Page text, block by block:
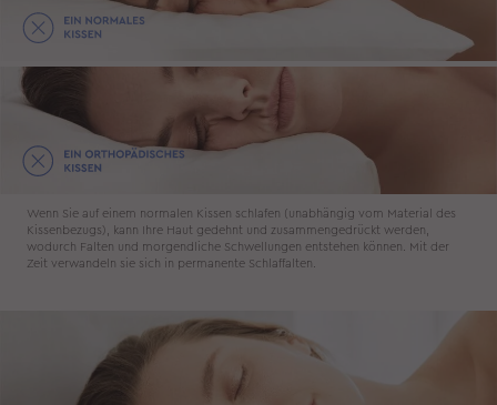
Wenn Sie auf einem normalen Kissen schlafen (unabhängig vom Material des
Kissenbezugs), kann Ihre Haut gedehnt und zusammengedrückt werden,
wodurch Falten und morgendliche Schwellungen entstehen können. Mit der
Zeit verwandeln sie sich in permanente Schlaffalten.